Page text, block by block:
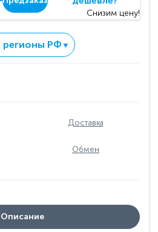
Снизим цену!
регионы РФ▼
Доставка
Обмен
Описание